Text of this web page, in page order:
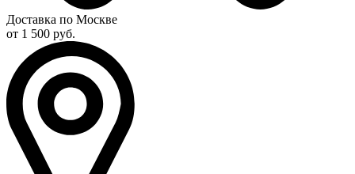
Доставка по Москве
от 1 500 руб.